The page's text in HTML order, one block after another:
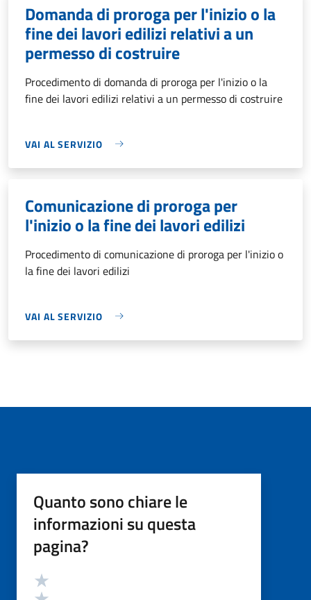
Domanda di proroga per l'inizio o la
fine dei lavori edilizi relativi a un
permesso di costruire
Procedimento di domanda di proroga per l'inizio o la
fine dei lavori edilizi relativi a un permesso di costruire
VAI AL SERVIZIO
Comunicazione di proroga per
l'inizio o la fine dei lavori edilizi
Procedimento di comunicazione di proroga per l'inizio o
la fine dei lavori edilizi
VAI AL SERVIZIO
Quanto sono chiare le
informazioni su questa
pagina?
Valutazione